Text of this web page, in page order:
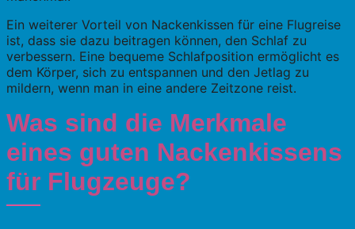
Ein weiterer Vorteil von Nackenkissen für eine Flugreise
ist, dass sie dazu beitragen können, den Schlaf zu
verbessern. Eine bequeme Schlafposition ermöglicht es
dem Körper, sich zu entspannen und den Jetlag zu
mildern, wenn man in eine andere Zeitzone reist.
Was sind die Merkmale
eines guten Nackenkissens
für Flugzeuge?